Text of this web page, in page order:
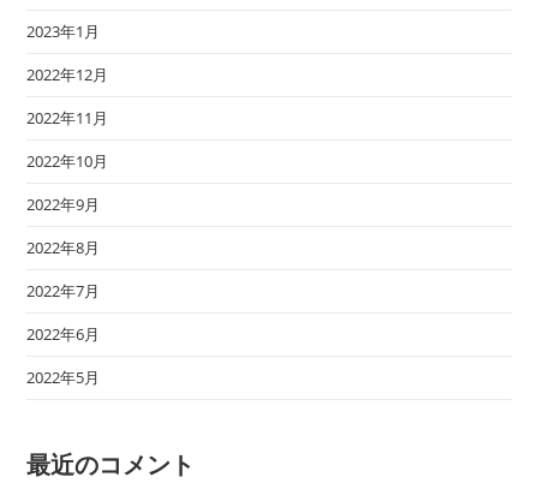
2023年1月
2022年12月
2022年11月
2022年10月
2022年9月
2022年8月
2022年7月
2022年6月
2022年5月
最近のコメント